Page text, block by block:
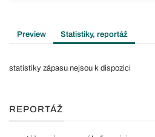
Preview Statistiky, reportáž
statistiky zápasu nejsou k dispozici
REPORTÁŽ